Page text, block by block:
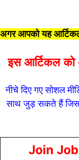
अगर आपको यह
इस आर्टिकल
नीचे दिए गए सोशल
साथ जुड़ सकते हैं
Join